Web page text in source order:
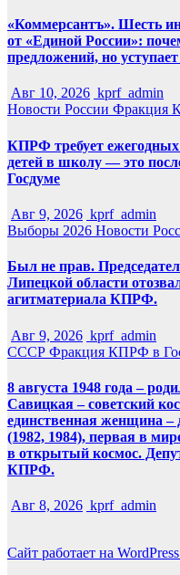
«Коммерсантъ». Шесть
от «Единой России»:
предложений, но
Авг 10, 2026 kprf_admin
Новости России Фракция
КПРФ требует
детей в школу — это
Госдуме
Авг 9, 2026 kprf_admin
Выборы 2026 Новости
Был не прав.
Липецкой области
агитматериала КПРФ.
Авг 9, 2026 kprf_admin
СССР Фракция КПРФ в
8 августа 1948 года –
Савицкая – советский
единственная женщина –
(1982, 1984), первая в
в открытый космос.
КПРФ.
Авг 8, 2026 kprf_admin
Сайт работает на WordPress